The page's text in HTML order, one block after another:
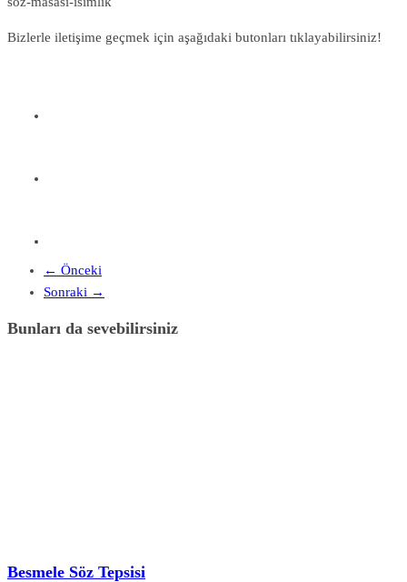
Bizlerle iletişime geçmek için aşağıdaki butonları tıklayabilirsiniz!
← Önceki
Sonraki →
Bunları da sevebilirsiniz
Besmele Söz Tepsisi